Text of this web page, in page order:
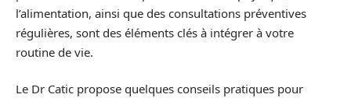
l’alimentation, ainsi que des consultations préventives
régulières, sont des éléments clés à intégrer à votre
routine de vie.
Le Dr Catic propose quelques conseils pratiques pour